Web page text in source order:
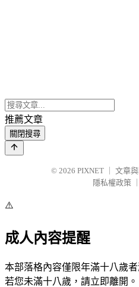
推薦文章
關閉搜尋
© 2026 PIXNET
文章
隱私權政策
⚠️
成人內容提醒
本部落格內容僅限年滿十八歲者
若您未滿十八歲，請立即離開。